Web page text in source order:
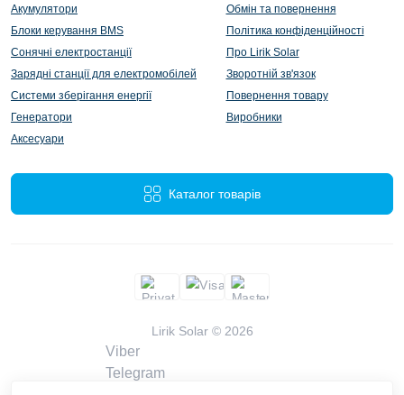
Акумулятори
Блоки керування BMS
Сонячні електростанції
Зарядні станції для електромобілей
Системи зберігання енергії
Генератори
Аксесуари
Обмін та повернення
Політика конфіденційності
Про Lirik Solar
Зворотній зв'язок
Повернення товару
Виробники
Каталог товарів
Lirik Solar © 2026
Viber
Telegram